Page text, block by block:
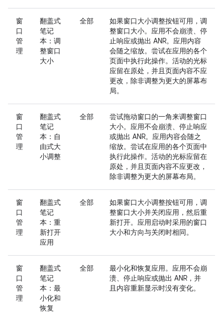
窗
口
管
理
翻盖式
笔记
本：调
整窗口
大小
全部
如果窗口大小调整按钮可用，调
整窗口大小。应用不会崩溃、停
止响应或抛出 ANR。应用内容
会随之缩放。尝试在应用的各个
页面中执行此操作。活动的光标
应留在原处，并且页面内容不应
更改，除非调整为更大的屏幕布
局。
窗
口
管
理
翻盖式
笔记
本：自
由式大
小调整
全部
尝试拖动窗口的一角来调整窗口
大小。应用不会崩溃、停止响应
或抛出 ANR。应用内容会随之
缩放。尝试在应用的各个页面中
执行此操作。活动的光标应留在
原处，并且页面内容不应更改，
除非调整为更大的屏幕布局。
窗
口
管
理
翻盖式
笔记
本：重
新打开
应用
全部
如果窗口大小调整按钮可用，调
整窗口大小并关闭应用，然后重
新打开。应用启动时采用的窗口
大小和方向与关闭时相同。
窗
口
管
理
翻盖式
笔记
本：最
小化和
恢复
全部
最小化和恢复应用。应用不会崩
溃、停止响应或抛出 ANR，并
且内容重新显示时没有变化。